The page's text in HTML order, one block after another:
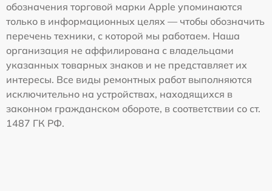
обозначения торговой марки Apple упоминаются
только в информационных целях — чтобы обозначить
перечень техники, с которой мы работаем. Наша
организация не аффилирована с владельцами
указанных товарных знаков и не представляет их
интересы. Все виды ремонтных работ выполняются
исключительно на устройствах, находящихся в
законном гражданском обороте, в соответствии со ст.
1487 ГК РФ.